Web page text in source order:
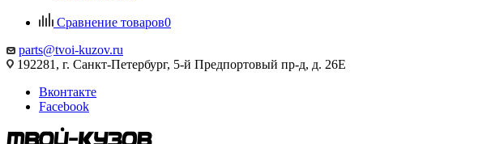
Сравнение товаров0
parts@tvoi-kuzov.ru
192281, г. Санкт-Петербург, 5-й Предпортовый пр-д, д. 26Е
Вконтакте
Facebook